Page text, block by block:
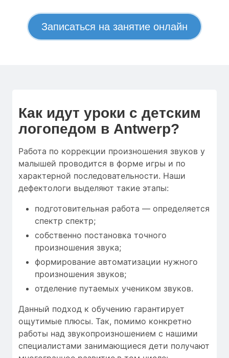
Записаться на занятие онлайн
Как идут уроки с детским
логопедом в Antwerp?
Работа по коррекции произношения звуков у
малышей проводится в форме игры и по
характерной последовательности. Наши
дефектологи выделяют такие этапы:
подготовительная работа — определяется
спектр спектр;
собственно постановка точного
произношения звука;
формирование автоматизации нужного
произношения звуков;
отделение путаемых учеником звуков.
Данный подход к обучению гарантирует
ощутимые плюсы. Так, помимо конкретно
работы над звукопроизношением с нашими
специалистами занимающиеся дети получают